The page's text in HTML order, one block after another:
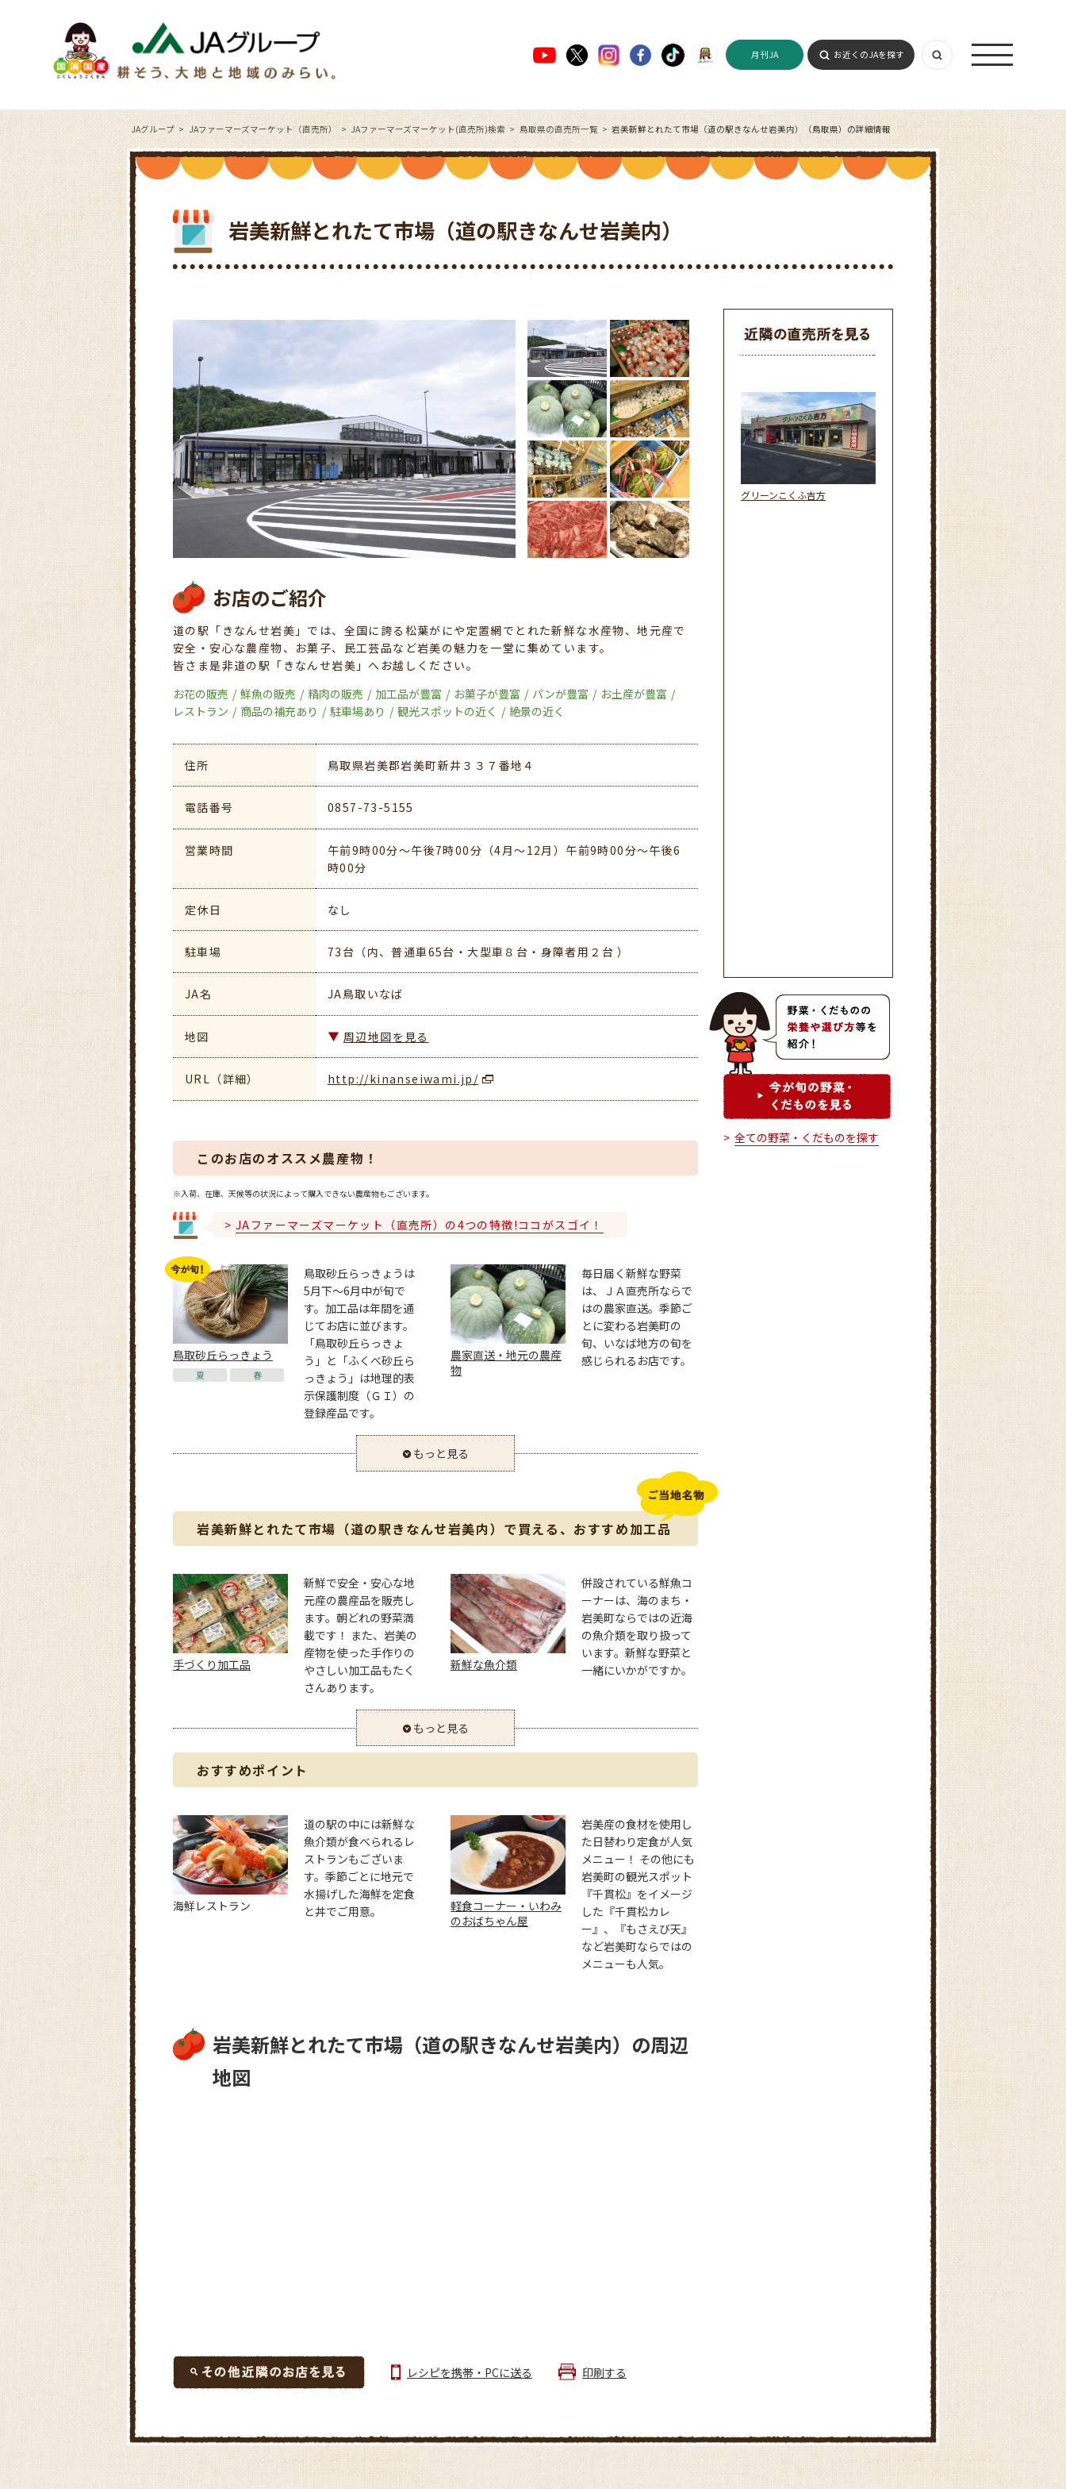
月刊JA お近くのJAを探す
JAグループ JAファーマーズマーケット（直売所） JAファーマーズマーケット(直売所)検索 鳥取県の直売所一覧 岩美新鮮とれたて市場（道の駅きなんせ岩美内）（鳥取県）の詳細情報
岩美新鮮とれたて市場（道の駅きなんせ岩美内）
お店のご紹介
道の駅「きなんせ岩美」では、全国に誇る松葉がにや定置網でとれた新鮮な水産物、地元産で
安全・安心な農産物、お菓子、民工芸品など岩美の魅力を一堂に集めています。
皆さま是非道の駅「きなんせ岩美」へお越しください。
お花の販売
鮮魚の販売 精肉の販売 加工品が豊富 お菓子が豊富 パンが豊富
お土産が豊富
レストラン
商品の補充あり 駐車場あり 観光スポットの近く 絶景の近く
住所 鳥取県岩美郡岩美町新井３３７番地４
電話番号 0857-73-5155
営業時間
午前9時00分～午後7時00分（4月～12月）午前9時00分～午後6
時00分
定休日 なし
駐車場 73台（内、普通車65台・大型車８台・身障者用２台 ）
JA名 JA鳥取いなば
地図 周辺地図を見る
URL（詳細） http://kinanseiwami.jp/
このお店のオススメ農産物！
※入荷、在庫、天候等の状況によって購入できない農産物もございます。
JAファーマーズマーケット（直売所）の4つの特徴!ココがスゴイ！
鳥取砂丘らっきょう
夏 春
鳥取砂丘らっきょうは
5月下～6月中が旬で
す。加工品は年間を通
じてお店に並びます。
「鳥取砂丘らっきょ
う」と「ふくべ砂丘ら
っきょう」は地理的表
示保護制度（ＧＩ）の
登録産品です。
農家直送・地元の農産
物
毎日届く新鮮な野菜
は、ＪＡ直売所ならで
はの農家直送。季節ご
とに変わる岩美町の
旬、いなば地方の旬を
感じられるお店です。
もっと見る
岩美新鮮とれたて市場（道の駅きなんせ岩美内）で買える、おすすめ加工品
手づくり加工品
新鮮で安全・安心な地
元産の農産品を販売し
ます。朝どれの野菜満
載です！ また、岩美の
産物を使った手作りの
やさしい加工品もたく
さんあります。
新鮮な魚介類
併設されている鮮魚コ
ーナーは、海のまち・
岩美町ならではの近海
の魚介類を取り扱って
います。新鮮な野菜と
一緒にいかがですか。
もっと見る
おすすめポイント
海鮮レストラン
道の駅の中には新鮮な
魚介類が食べられるレ
ストランもございま
す。季節ごとに地元で
水揚げした海鮮を定食
と丼でご用意。
軽食コーナー・いわみ
のおばちゃん屋
岩美産の食材を使用し
た日替わり定食が人気
メニュー！ その他にも
岩美町の観光スポット
『千貫松』をイメージ
した『千貫松カレ
ー』、『もさえび天』
など岩美町ならではの
メニューも人気。
岩美新鮮とれたて市場（道の駅きなんせ岩美内）の周辺
地図
レシピを携帯・PCに送る 印刷する
グリーンこくふ吉方
全ての野菜・くだものを探す